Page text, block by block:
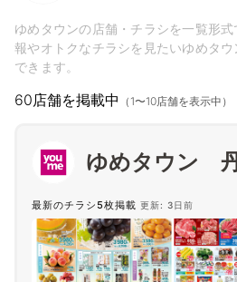
ゆめタウンの店舗・チラシを一覧形
報やオトクなチラシを見たいゆめタ
できます。
60店舗を掲載中 （1〜10店舗を表示中）
ゆめタウン
最新のチラシ5枚掲載 更新: 3日前